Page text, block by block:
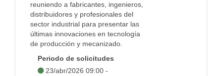
reuniendo a fabricantes, ingenieros,
distribuidores y profesionales del
sector industrial para presentar las
últimas innovaciones en tecnología
de producción y mecanizado.
Periodo de solicitudes
23/abr/2026 09:00 -